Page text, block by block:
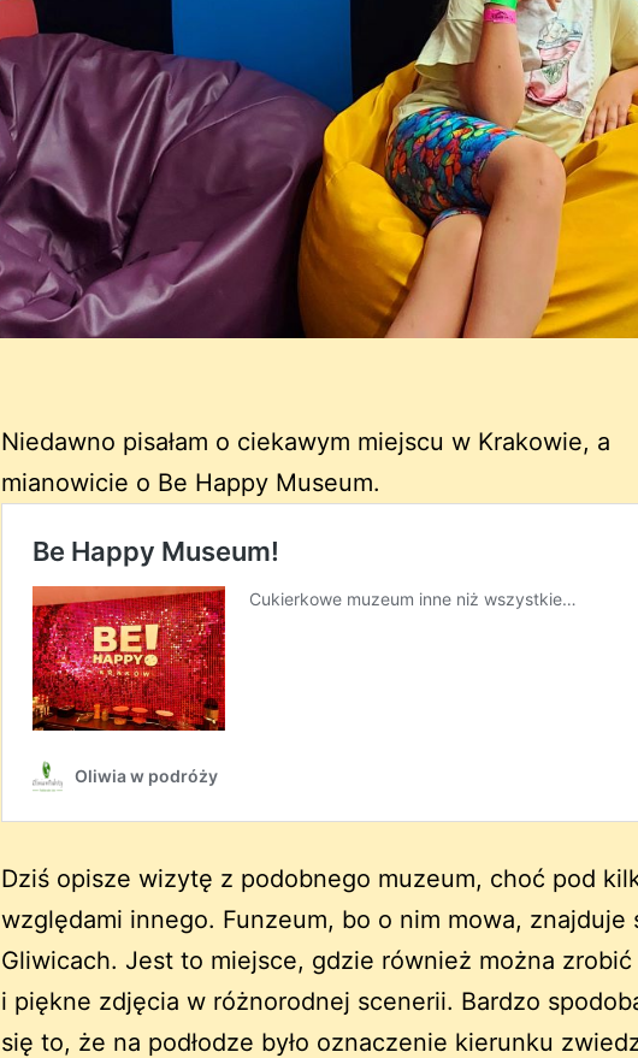
Niedawno pisałam o ciekawym miejscu w Krakowie, a
mianowicie o Be Happy Museum.
Dziś opisze wizytę z podobnego muzeum, choć pod
względami innego. Funzeum, bo o nim mowa, znajduje
Gliwicach. Jest to miejsce, gdzie również można
i piękne zdjęcia w różnorodnej scenerii. Bardzo
się to, że na podłodze było oznaczenie kierunku